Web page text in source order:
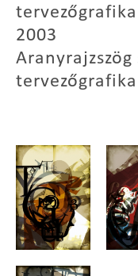
2003
Aranyrajzszög